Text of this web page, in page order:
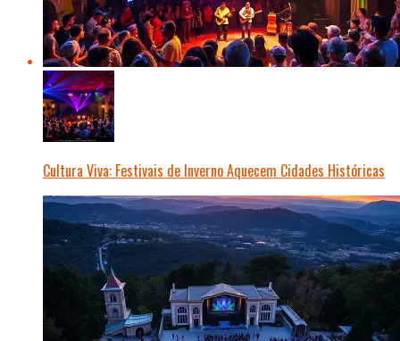
Cultura Viva: Festivais de Inverno Aquecem Cidades Históricas